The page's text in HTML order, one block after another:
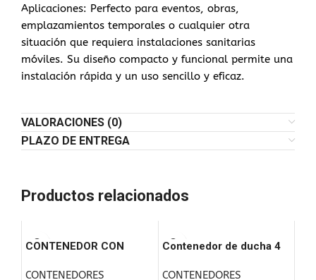
Aplicaciones: Perfecto para eventos, obras,
emplazamientos temporales o cualquier otra
situación que requiera instalaciones sanitarias
móviles. Su diseño compacto y funcional permite una
instalación rápida y un uso sencillo y eficaz.
VALORACIONES (0)
PLAZO DE ENTREGA
Productos relacionados
CONTENEDOR CON
2.40 M)
CONTENEDORES
Contenedor de ducha 4
CONTENEDORES